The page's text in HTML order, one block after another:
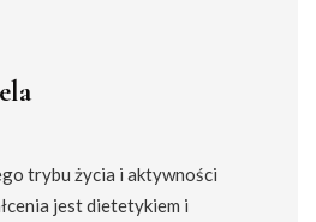
trybu życia i aktywności
jest dietetykiem i